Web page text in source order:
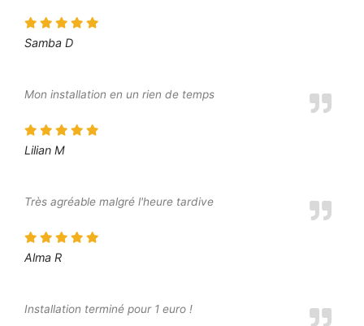
Samba D
Mon installation en un rien de temps
Lilian M
Très agréable malgré l'heure tardive
Alma R
Installation terminé pour 1 euro !